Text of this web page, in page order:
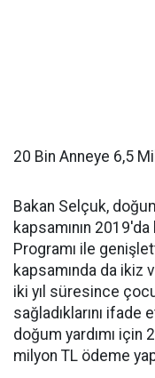
20 Bin Anneye 6,5
Bakan Selçuk,
kapsamının
Programı ile
kapsamında da ikiz
iki yıl süresince
sağladıklarını
doğum yardımı için
milyon TL ödeme